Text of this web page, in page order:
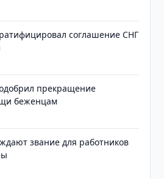
соглашение СНГ
прекращение
беженцам
звание для работников